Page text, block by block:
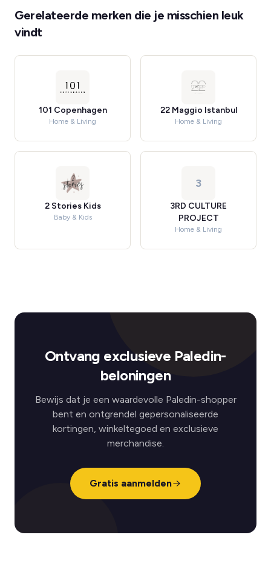
Gerelateerde merken die je misschien leuk
vindt
101 Copenhagen
Home & Living
22 Maggio Istanbul
Home & Living
2 Stories Kids
Baby & Kids
3
3RD CULTURE
PROJECT
Home & Living
Ontvang exclusieve Paledin-
beloningen
Bewijs dat je een waardevolle Paledin-shopper
bent en ontgrendel gepersonaliseerde
kortingen, winkeltegoed en exclusieve
merchandise.
Gratis aanmelden